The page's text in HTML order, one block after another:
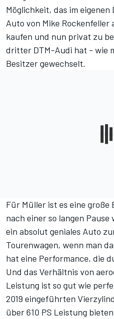
Möglichkeit, das im
Auto von Mike Rockenfeller
kaufen und nun privat zu
dritter DTM-Audi hat - wie
Besitzer gewechselt.
Für Müller ist es eine große
nach einer so langen
ein absolut geniales Auto
Tourenwagen, wenn man
hat eine Performance, die
Und das Verhältnis von
Leistung ist so gut wie
2019 eingeführten
über 610 PS Leistung